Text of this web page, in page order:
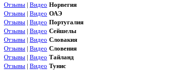
Отзывы | Видео Норвегия
Отзывы | Видео ОАЭ
Отзывы | Видео Португалия
Отзывы | Видео Сейшелы
Отзывы | Видео Словакия
Отзывы | Видео Словения
Отзывы | Видео Тайланд
Отзывы | Видео Тунис